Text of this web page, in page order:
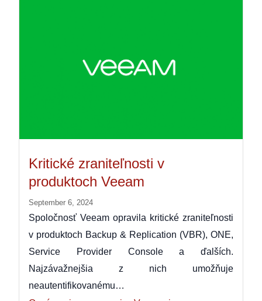
Kritické zraniteľnosti v
produktoch Veeam
September 6, 2024
Spoločnosť Veeam opravila kritické zraniteľnosti
v produktoch Backup & Replication (VBR), ONE,
Service Provider Console a ďalších.
Najzávažnejšia z nich umožňuje
neautentifikovanému…